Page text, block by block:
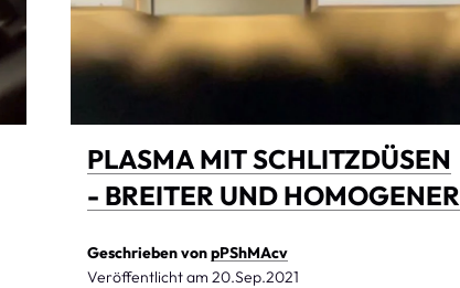
PLASMA MIT SCHLITZDÜSEN
- BREITER UND HOMOGENER
Geschrieben vonpPShMAcv
Veröffentlicht am20.Sep.2021